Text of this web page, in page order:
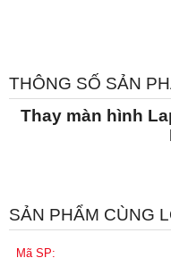
THÔNG SỐ SẢN
Thay màn hình
SẢN PHẨM CÙNG
Mã SP: